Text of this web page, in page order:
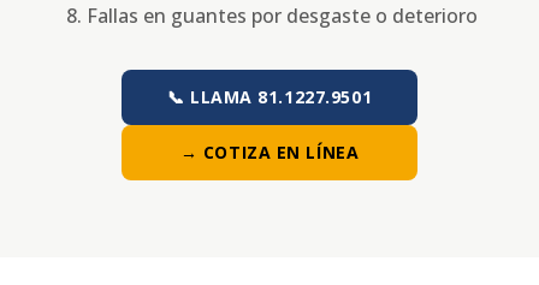
Fallas en guantes por desgaste o deterioro
📞 LLAMA 81.1227.9501
→ COTIZA EN LÍNEA